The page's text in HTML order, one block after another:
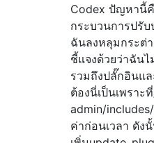
Codex ปัญหานี้
กระบวนการปรับ
ฉันลงหลุมกระต่
ชี้แจงด้วยว่าฉัน
รวมถึงปลั๊กอินแ
ต้องนี่เป็นเพราะ
admin/
ค่าก่อนเวลา ดัง